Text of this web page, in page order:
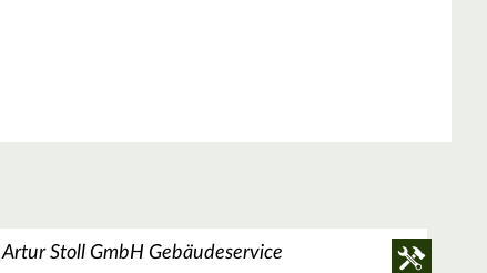
Artur Stoll GmbH Gebäudeservice